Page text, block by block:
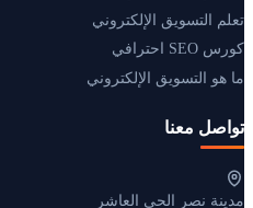
تعلم التسويق الإلكتروني
كورس SEO احترافي
ما هو التسويق الإلكتروني
تواصل معنا
مدينة نصر الحي العاشر